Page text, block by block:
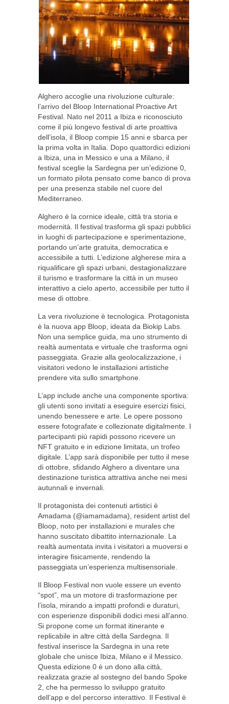
Alghero accoglie una rivoluzione culturale:
l’arrivo del Bloop International Proactive Art
Festival. Nato nel 2011 a Ibiza e riconosciuto
come il più longevo festival di arte proattiva
dell’isola, il Bloop compie 15 anni e sbarca per
la prima volta in Italia. Dopo quattordici edizioni
a Ibiza, una in Messico e una a Milano, il
festival sceglie la Sardegna per un’edizione 0,
un formato pilota pensato come banco di prova
per una presenza stabile nel cuore del
Mediterraneo.
Alghero è la cornice ideale, città tra storia e
modernità. Il festival trasforma gli spazi pubblici
in luoghi di partecipazione e sperimentazione,
portando un’arte gratuita, democratica e
accessibile a tutti. L’edizione algherese mira a
riqualificare gli spazi urbani, destagionalizzare
il turismo e trasformare la città in un museo
interattivo a cielo aperto, accessibile per tutto il
mese di ottobre.
La vera rivoluzione è tecnologica. Protagonista
è la nuova app Bloop, ideata da Biokip Labs.
Non una semplice guida, ma uno strumento di
realtà aumentata e virtuale che trasforma ogni
passeggiata. Grazie alla geolocalizzazione, i
visitatori vedono le installazioni artistiche
prendere vita sullo smartphone.
L’app include anche una componente sportiva:
gli utenti sono invitati a eseguire esercizi fisici,
unendo benessere e arte. Le opere possono
essere fotografate e collezionate digitalmente. I
partecipanti più rapidi possono ricevere un
NFT gratuito e in edizione limitata, un trofeo
digitale. L’app sarà disponibile per tutto il mese
di ottobre, sfidando Alghero a diventare una
destinazione turistica attrattiva anche nei mesi
autunnali e invernali.
Il protagonista dei contenuti artistici è
Amadama (@iamamadama), resident artist del
Bloop, noto per installazioni e murales che
hanno suscitato dibattito internazionale. La
realtà aumentata invita i visitatori a muoversi e
interagire fisicamente, rendendo la
passeggiata un’esperienza multisensoriale.
Il Bloop Festival non vuole essere un evento
“spot”, ma un motore di trasformazione per
l’isola, mirando a impatti profondi e duraturi,
con esperienze disponibili dodici mesi all’anno.
Si propone come un format itinerante e
replicabile in altre città della Sardegna. Il
festival inserisce la Sardegna in una rete
globale che unisce Ibiza, Milano e il Messico.
Questa edizione 0 è un dono alla città,
realizzata grazie al sostegno del bando Spoke
2, che ha permesso lo sviluppo gratuito
dell’app e del percorso interattivo. Il Festival è